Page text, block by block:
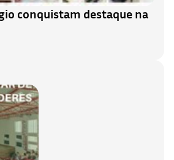
conquistam destaque na